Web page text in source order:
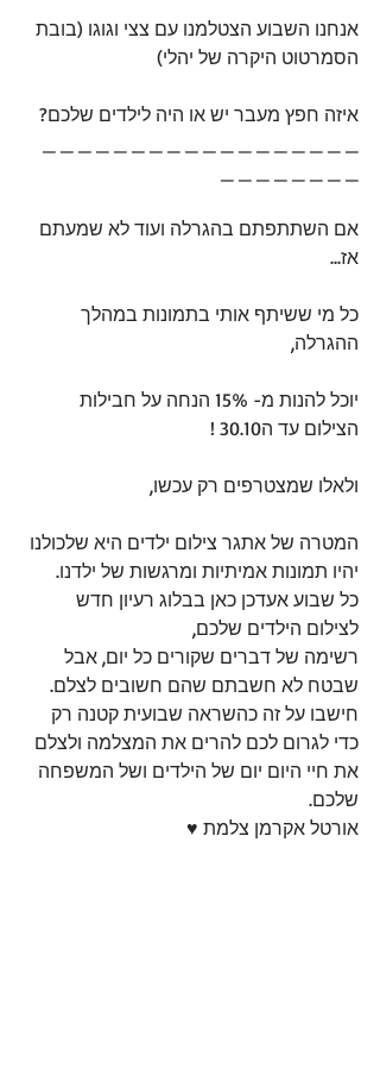
אנחנו השבוע הצטלמנו עם צצי וגוגו (בובת
הסמרטוט היקרה של יהלי)
איזה חפץ מעבר יש או היה לילדים שלכם?
אם השתתפתם בהגרלה ועוד לא שמעתם
אז...
כל מי ששיתף אותי בתמונות במהלך
ההגרלה,
יוכל להנות מ- 15% הנחה על חבילות
הצילום עד ה30.10 !
ולאלו שמצטרפים רק עכשו,
המטרה של אתגר צילום ילדים היא שלכולנו
יהיו תמונות אמיתיות ומרגשות של ילדנו.
כל שבוע אעדכן כאן בבלוג רעיון חדש
לצילום הילדים שלכם,
רשימה של דברים שקורים כל יום, אבל
שבטח לא חשבתם שהם חשובים לצלם.
חישבו על זה כהשראה שבועית קטנה רק
כדי לגרום לכם להרים את המצלמה ולצלם
את חיי היום יום של הילדים ושל המשפחה
שלכם.
אורטל אקרמן צלמת ♥